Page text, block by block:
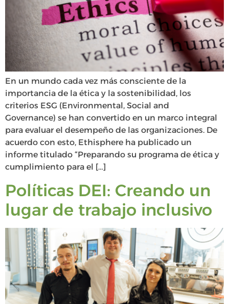
En un mundo cada vez más consciente de la
importancia de la ética y la sostenibilidad, los
criterios ESG (Environmental, Social and
Governance) se han convertido en un marco integral
para evaluar el desempeño de las organizaciones. De
acuerdo con esto, Ethisphere ha publicado un
informe titulado “Preparando su programa de ética y
cumplimiento para el […]
Políticas DEI: Creando un
lugar de trabajo inclusivo